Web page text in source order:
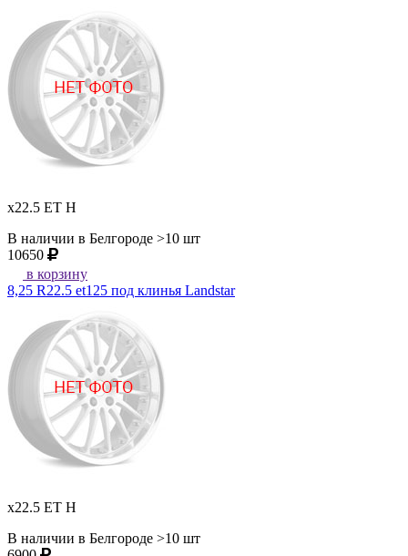
x22.5 ET H
В наличии в Белгороде >10 шт
10650
в корзину
8,25 R22.5 et125 под клинья Landstar
x22.5 ET H
В наличии в Белгороде >10 шт